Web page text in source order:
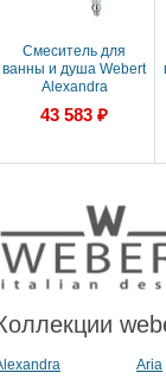
Смеситель для
ванны и душа Webert
Alexandra
AL860101015
43 583 ₽
Aria